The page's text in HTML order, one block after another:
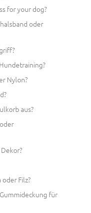
for your dog?
oder
Nylon?
aus?
Filz?
für